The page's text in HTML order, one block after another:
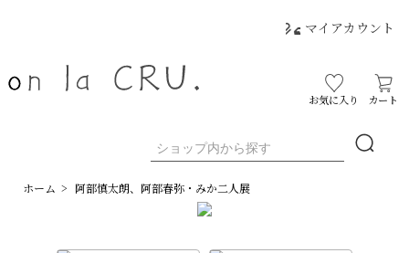
マイアカウント
お気に入り カート
ホーム > 阿部慎太朗、阿部春弥・みか二人展